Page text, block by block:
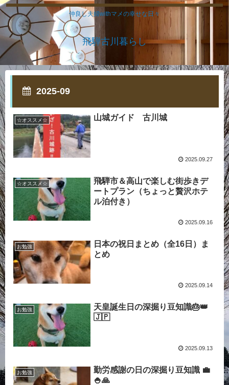
仲良し夫婦withマメの幸せな日々
飛騨古川暮らし
2025-09
☆オススメ☆ 山城ガイド 古川城
2025.09.27
☆オススメ☆
飛騨市＆高山で楽しむ街歩きデ
ートプラン（ちょっと贅沢ホテ
ル泊付き）
2025.09.16
お勉強
日本の祝日まとめ（全16日）ま
とめ
2025.09.14
お勉強
天皇誕生日の深掘り豆知識🎂👑
🇯🇵
2025.09.13
お勉強
勤労感謝の日の深掘り豆知識 💼
🍚🙏